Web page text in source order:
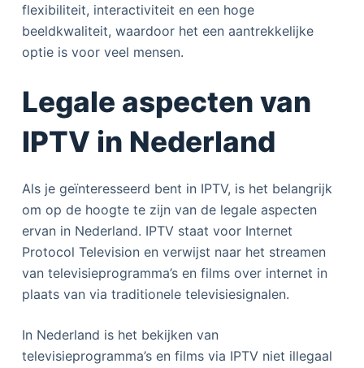
flexibiliteit, interactiviteit en een hoge
beeldkwaliteit, waardoor het een aantrekkelijke
optie is voor veel mensen.
Legale aspecten van
IPTV in Nederland
Als je geïnteresseerd bent in IPTV, is het belangrijk
om op de hoogte te zijn van de legale aspecten
ervan in Nederland. IPTV staat voor Internet
Protocol Television en verwijst naar het streamen
van televisieprogramma’s en films over internet in
plaats van via traditionele televisiesignalen.
In Nederland is het bekijken van
televisieprogramma’s en films via IPTV niet illegaal